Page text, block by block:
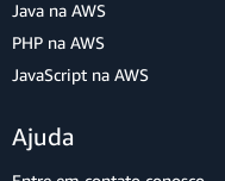
Java na AWS
PHP na AWS
JavaScript na AWS
Ajuda